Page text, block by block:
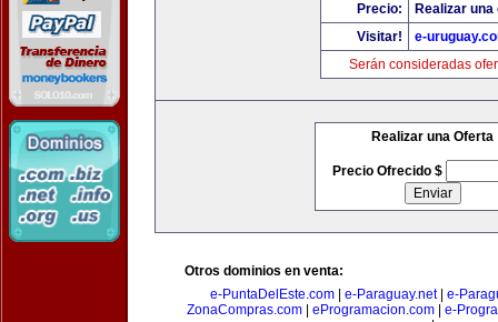
Precio:
Realizar
Visitar!
e-
Serán consideradas
Realizar una Oferta
Precio Ofrecido $
Otros dominios en venta:
e-PuntaDelEste.com
e-Paraguay.net| e-
ZonaCompras.com
eProgramacion.com
e-